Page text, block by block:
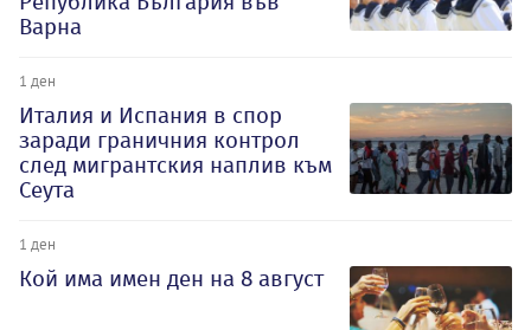
Варна
1 ден
Италия и Испания в спор
заради граничния контрол
след мигрантския наплив към
Сеута
1 ден
Кой има имен ден на 8 август